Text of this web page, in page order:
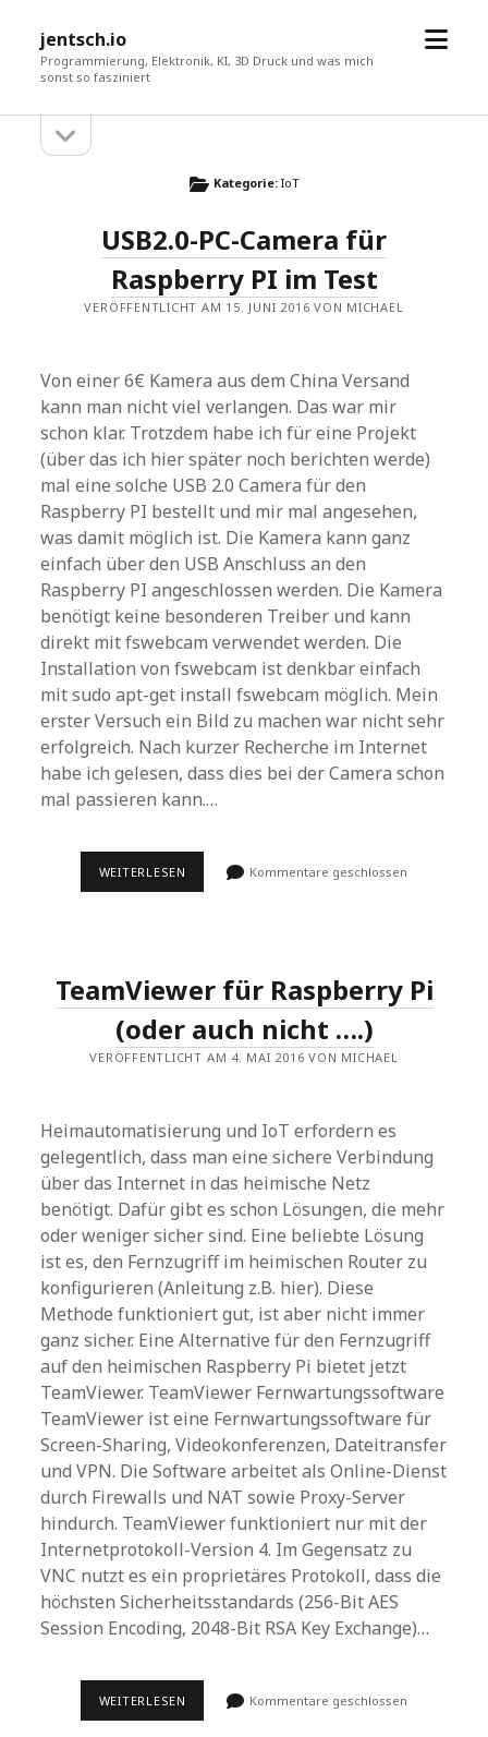
jentsch.io
Programmierung, Elektronik, KI, 3D Druck und was mich
sonst so fasziniert
Menü
Sidebaröffnen
Kategorie: IoT
USB2.0-PC-Camera für
Raspberry PI im Test
VERÖFFENTLICHT AM 15. JUNI 2016 VON MICHAEL
Von einer 6€ Kamera aus dem China Versand
kann man nicht viel verlangen. Das war mir
schon klar. Trotzdem habe ich für eine Projekt
(über das ich hier später noch berichten werde)
mal eine solche USB 2.0 Camera für den
Raspberry PI bestellt und mir mal angesehen,
was damit möglich ist. Die Kamera kann ganz
einfach über den USB Anschluss an den
Raspberry PI angeschlossen werden. Die Kamera
benötigt keine besonderen Treiber und kann
direkt mit fswebcam verwendet werden. Die
Installation von fswebcam ist denkbar einfach
mit sudo apt-get install fswebcam möglich. Mein
erster Versuch ein Bild zu machen war nicht sehr
erfolgreich. Nach kurzer Recherche im Internet
habe ich gelesen, dass dies bei der Camera schon
mal passieren kann.…
WEITERLESEN USB2.0-
TEST
Kommentare geschlossen
TeamViewer für Raspberry Pi
(oder auch nicht ….)
VERÖFFENTLICHT AM 4. MAI 2016 VON MICHAEL
Heimautomatisierung und IoT erfordern es
gelegentlich, dass man eine sichere Verbindung
über das Internet in das heimische Netz
benötigt. Dafür gibt es schon Lösungen, die mehr
oder weniger sicher sind. Eine beliebte Lösung
ist es, den Fernzugriff im heimischen Router zu
konfigurieren (Anleitung z.B. hier). Diese
Methode funktioniert gut, ist aber nicht immer
ganz sicher. Eine Alternative für den Fernzugriff
auf den heimischen Raspberry Pi bietet jetzt
TeamViewer. TeamViewer Fernwartungssoftware
TeamViewer ist eine Fernwartungssoftware für
Screen-Sharing, Videokonferenzen, Dateitransfer
und VPN. Die Software arbeitet als Online-Dienst
durch Firewalls und NAT sowie Proxy-Server
hindurch. TeamViewer funktioniert nur mit der
Internetprotokoll-Version 4. Im Gegensatz zu
VNC nutzt es ein proprietäres Protokoll, dass die
höchsten Sicherheitsstandards (256-Bit AES
Session Encoding, 2048-Bit RSA Key Exchange)…
WEITERLESEN TEAMVIEWERKommentare geschlossen